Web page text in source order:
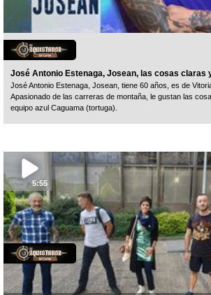
José Antonio Estenaga, Josean, las cosas claras
José Antonio Estenaga, Josean, tiene 60 años, es de
Apasionado de las carreras de montaña, le gustan las
equipo azul Caguama (tortuga).
5:55